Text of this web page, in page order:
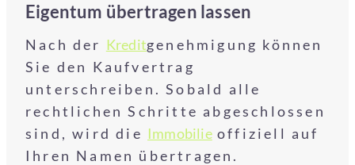
Eigentum übertragen lassen
Nach der Kreditgenehmigung können
Sie den Kaufvertrag
unterschreiben. Sobald alle
rechtlichen Schritte abgeschlossen
sind, wird die Immobilieoffiziell auf
Ihren Namen übertragen.